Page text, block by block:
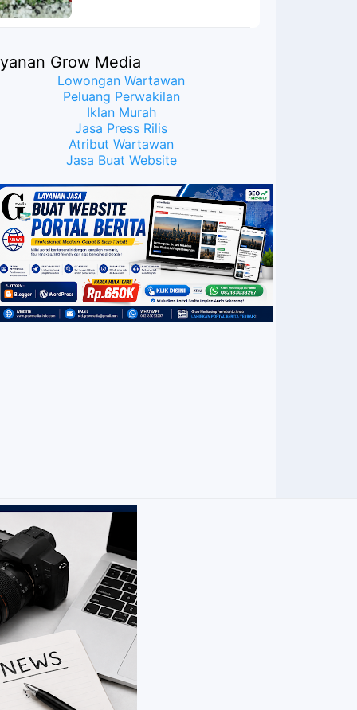
Grow Media
Lowongan Wartawan
Peluang Perwakilan
Iklan Murah
Jasa Press Rilis
Atribut Wartawan
Jasa Buat Website